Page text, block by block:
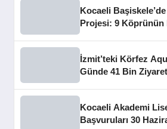
Kocaeli
Projesi: 9 Köprünün
İzmit’teki Körfez
Günde 41 Bin
Kocaeli Akademi
Başvuruları 30